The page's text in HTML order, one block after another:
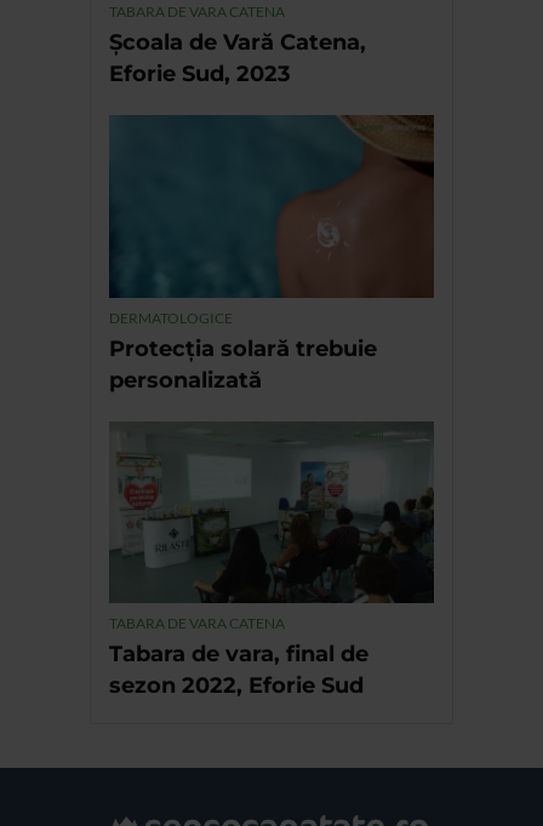
TABARA DE VARA CATENA
Școala de Vară Catena,
Eforie Sud, 2023
DERMATOLOGICE
Protecția solară trebuie
personalizată
TABARA DE VARA CATENA
Tabara de vara, final de
sezon 2022, Eforie Sud